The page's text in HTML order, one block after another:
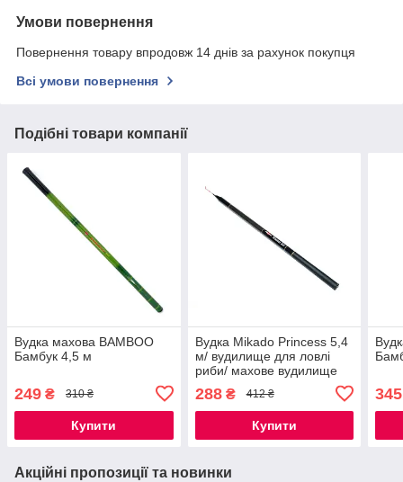
Умови повернення
Повернення товару впродовж 14 днів за рахунок покупця
Всі умови повернення
Подібні товари компанії
Вудка махова BAMBOO
Бамбук 4,5 м
249 ₴ 310 ₴
Купити
Вудка Mikado Princess 5,4
м/ вудилище для ловлі
риби/ махове вудилище
288₴ 412 ₴
Купити
345
Акційні пропозиції та новинки